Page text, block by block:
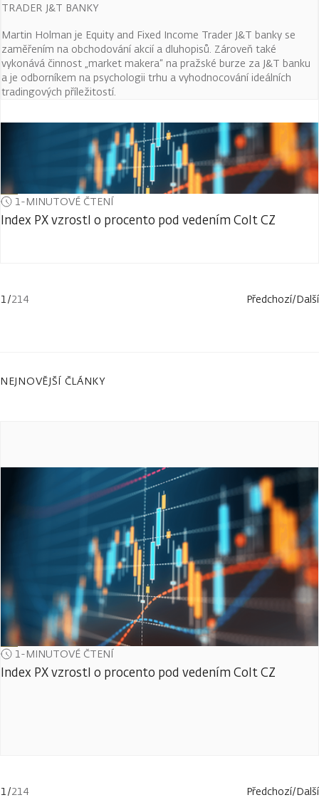
TRADER J&T BANKY
Martin Holman je Equity and Fixed Income Trader J&T banky se
zaměřením na obchodování akcií a dluhopisů. Zároveň také
vykonává činnost „market makera“ na pražské burze za J&T banku
a je odborníkem na psychologii trhu a vyhodnocování ideálních
tradingových příležitostí.
1-MINUTOVÉ ČTENÍ
Index PX vzrostl o procento pod vedením Colt CZ
1/214 Předchozí/Další
NEJNOVĚJŠÍ ČLÁNKY
1-MINUTOVÉ ČTENÍ
Index PX vzrostl o procento pod vedením Colt CZ
1/214 Předchozí/Další